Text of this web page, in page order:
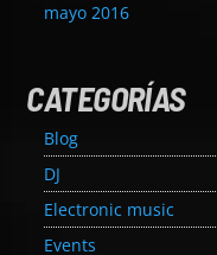
mayo 2016
CATEGORÍAS
Blog
DJ
Electronic music
Events